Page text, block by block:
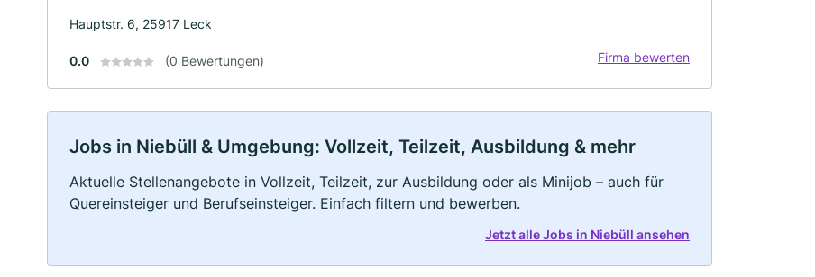
Hauptstr. 6, 25917 Leck
0.0 (0 Bewertungen) Firma bewerten
Jobs in Niebüll & Umgebung: Vollzeit, Teilzeit, Ausbildung & mehr
Aktuelle Stellenangebote in Vollzeit, Teilzeit, zur Ausbildung oder als Minijob – auch für
Quereinsteiger und Berufseinsteiger. Einfach filtern und bewerben.
Jetzt alle Jobs in Niebüll ansehen